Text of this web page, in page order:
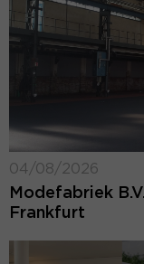
04/08/2026
Modefabriek
Frankfurt